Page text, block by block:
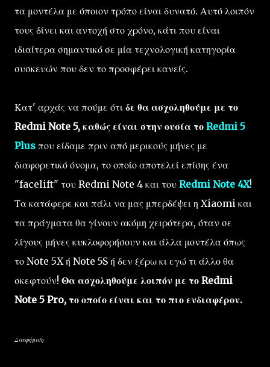
τα μοντέλα με όποιον τρόπο είναι δυνατό. Αυτό λοιπόν
τους δίνει και αντοχή στο χρόνο, κάτι που είναι
ιδιαίτερα σημαντικό σε μία τεχνολογική κατηγορία
συσκευών που δεν το προσφέρει κανείς.
Κατ' αρχάς να πούμε ότι δε θα ασχοληθούμε με το
Redmi Note 5, καθώς είναι στην ουσία το Redmi 5
Plus που είδαμε πριν από μερικούς μήνες με
διαφορετικό όνομα, το οποίο αποτελεί επίσης ένα
"facelift" του Redmi Note 4 και του Redmi Note 4X!
Τα κατάφερε και πάλι να μας μπερδέψει η Xiaomi και
τα πράγματα θα γίνουν ακόμη χειρότερα, όταν σε
λίγους μήνες κυκλοφορήσουν και άλλα μοντέλα όπως
το Note 5X ή Note 5S ή δεν ξέρω κι εγώ τι άλλο θα
σκεφτούν! Θα ασχοληθούμε λοιπόν με το Redmi
Note 5 Pro, το οποίο είναι και το πιο ενδιαφέρον.
Διαφήμιση